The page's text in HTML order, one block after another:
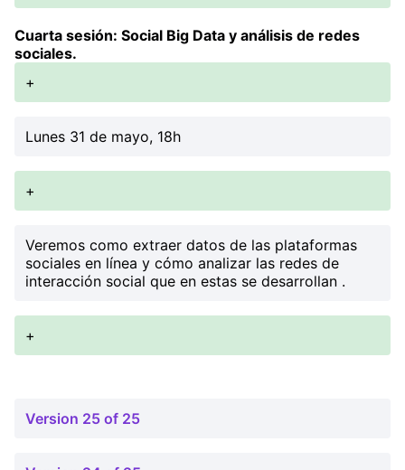
Cuarta sesión: Social Big Data y análisis de redes
sociales.
+
Lunes 31 de mayo, 18h
+
Veremos como extraer datos de las plataformas
sociales en línea y cómo analizar las redes de
interacción social que en estas se desarrollan .
+
Version 25 of 25